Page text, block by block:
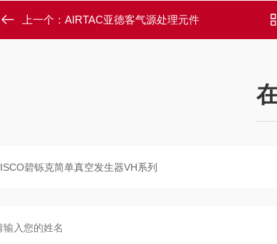
上一个： AIRTAC亚德客气源处理元件